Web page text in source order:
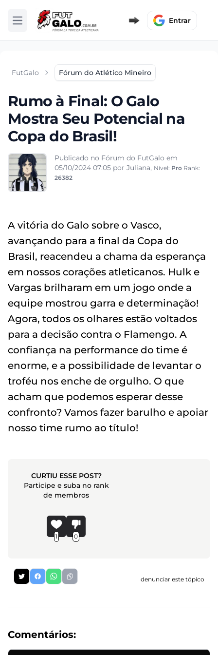
Abrir menu Entrar
FutGalo Fórum do Atlético Mineiro
Rumo à Final: O Galo
Mostra Seu Potencial na
Copa do Brasil!
Publicado no Fórum do FutGalo em
05/10/2024 07:05 por Juliana, Nível: Pro Rank:
26382
A vitória do Galo sobre o Vasco,
avançando para a final da Copa do
Brasil, reacendeu a chama da esperança
em nossos corações atleticanos. Hulk e
Vargas brilharam em um jogo onde a
equipe mostrou garra e determinação!
Agora, todos os olhares estão voltados
para a decisão contra o Flamengo. A
confiança na performance do time é
enorme, e a possibilidade de levantar o
troféu nos enche de orgulho. O que
acham que podemos esperar desse
confronto? Vamos fazer barulho e apoiar
nosso time rumo ao título!
CURTIU ESSE POST?
Participe e suba no rank
de membros
1 0
denunciar este tópico
Comentários: